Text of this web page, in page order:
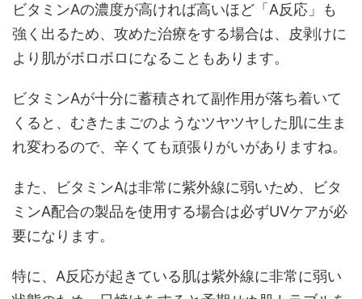
ビタミンAの濃度が高ければ高いほど「A反応」も
強く出るため、攻めた治療をする場合は、皮剥けに
より肌がボロボロになることもあります。
ビタミンAが十分に蓄積されて副作用が落ち着いて
くると、むきたまごのようなツヤツヤした肌に生ま
れ変わるので、辛くても頑張りがいがありますね。
また、ビタミンAは非常に紫外線に弱いため、ビタ
ミンA配合の製品を使用する場合は必ずUVケアが必
要になります。
特に、A反応が起きている肌は紫外線に非常に弱い